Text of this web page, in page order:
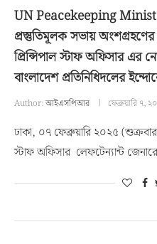
UN Peacekeeping
প্রস্তুতিমূলক সভায় অংশগ্রহণের
প্রিন্সিপাল স্টাফ অফিসার এর
বাংলাদেশ প্রতিনিধিদলের
Author:আইএসপিআর ফেব্রুয়ারি ৭,
ঢাকা, ০৭ ফেব্রুয়ারি ২০২৫ (শুক্রবার):
স্টাফ অফিসার লেফটেন্যান্ট